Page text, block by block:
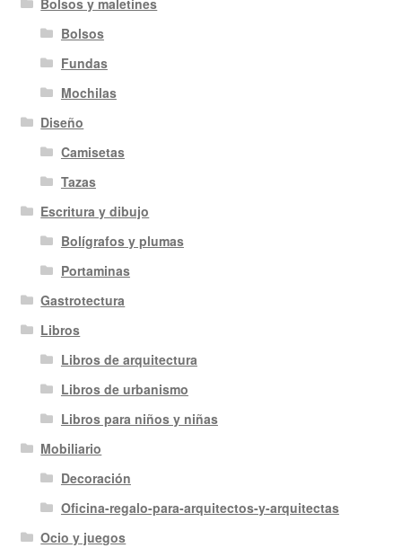
Bolsos y maletines
Bolsos
Fundas
Mochilas
Diseño
Camisetas
Tazas
Escritura y dibujo
Bolígrafos y plumas
Portaminas
Gastrotectura
Libros
Libros de arquitectura
Libros de urbanismo
Libros para niños y niñas
Mobiliario
Decoración
Oficina-regalo-para-arquitectos-y-arquitectas
Ocio y juegos